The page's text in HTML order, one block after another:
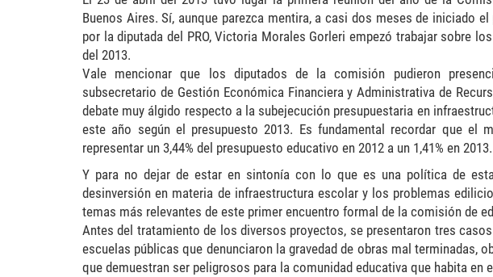
Buenos Aires. Sí, aunque parezca mentira, a casi dos meses de iniciado
por la diputada del PRO, Victoria Morales Gorleri empezó trabajar sobre
del 2013.
Vale mencionar que los diputados de la comisión pudieron
subsecretario de Gestión Económica Financiera y Administrativa de
debate muy álgido respecto a la subejecución presupuestaria en
este año según el presupuesto 2013. Es fundamental recordar que el
representar un 3,44% del presupuesto educativo en 2012 a un 1,41% en 2013.
Y para no dejar de estar en sintonía con lo que es una política de
desinversión en materia de infraestructura escolar y los problemas
temas más relevantes de este primer encuentro formal de la comisión de
Antes del tratamiento de los diversos proyectos, se presentaron tres
escuelas públicas que denunciaron la gravedad de obras mal terminadas,
que demuestran ser peligrosos para la comunidad educativa que habita en